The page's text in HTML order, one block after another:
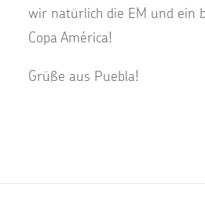
wir natürlich die EM und ein
Copa América!
Grüße aus Puebla!